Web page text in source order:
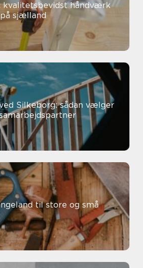
kvalitetsbevidst håndværk
sjælland
Silkeborg: sådan vælger
til store og små